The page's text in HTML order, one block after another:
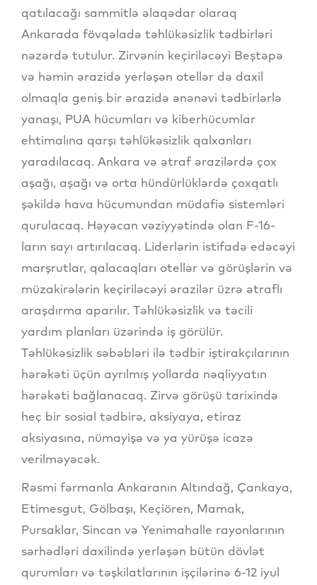
qatılacağı sammitlə əlaqədar olaraq
Ankarada fövqəladə təhlükəsizlik tədbirləri
nəzərdə tutulur. Zirvənin keçiriləcəyi Beştəpə
və həmin ərazidə yerləşən otellər də daxil
olmaqla geniş bir ərazidə ənənəvi tədbirlərlə
yanaşı, PUA hücumları və kiberhücumlar
ehtimalına qarşı təhlükəsizlik qalxanları
yaradılacaq. Ankara və ətraf ərazilərdə çox
aşağı, aşağı və orta hündürlüklərdə çoxqatlı
şəkildə hava hücumundan müdafiə sistemləri
qurulacaq. Həyəcan vəziyyətində olan F-16-
ların sayı artırılacaq. Liderlərin istifadə edəcəyi
marşrutlar, qalacaqları otellər və görüşlərin və
müzakirələrin keçiriləcəyi ərazilər üzrə ətraflı
araşdırma aparılır. Təhlükəsizlik və təcili
yardım planları üzərində iş görülür.
Təhlükəsizlik səbəbləri ilə tədbir iştirakçılarının
hərəkəti üçün ayrılmış yollarda nəqliyyatın
hərəkəti bağlanacaq. Zirvə görüşü tarixində
heç bir sosial tədbirə, aksiyaya, etiraz
aksiyasına, nümayişə və ya yürüşə icazə
verilməyəcək.
Rəsmi fərmanla Ankaranın Altındağ, Çankaya,
Etimesgut, Gölbaşı, Keçiören, Mamak,
Pursaklar, Sincan və Yenimahalle rayonlarının
sərhədləri daxilində yerləşən bütün dövlət
qurumları və təşkilatlarının işçilərinə 6-12 iyul